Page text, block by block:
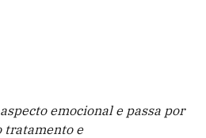
emocional e passa por
tratamento e